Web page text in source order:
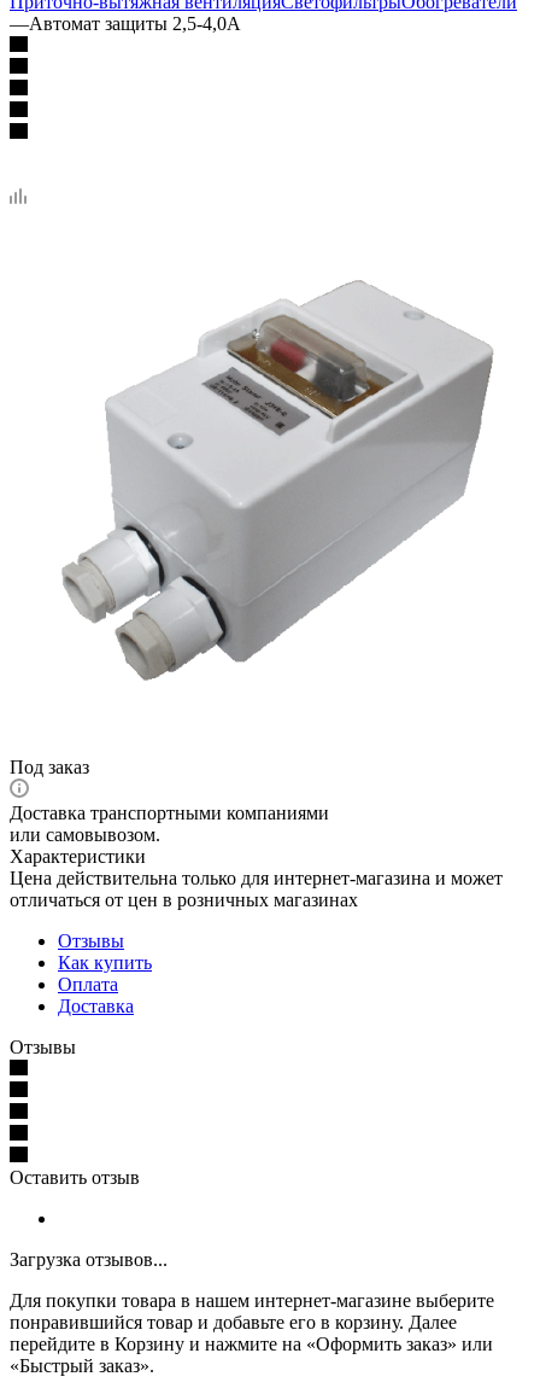
—Автомат защиты 2,5-4,0А
Под заказ
Доставка транспортными компаниями
или самовывозом.
Характеристики
Цена действительна только для интернет-магазина и может
отличаться от цен в розничных магазинах
Отзывы
Как купить
Оплата
Доставка
Отзывы
Оставить отзыв
Загрузка отзывов...
Для покупки товара в нашем интернет-магазине выберите
понравившийся товар и добавьте его в корзину. Далее
перейдите в Корзину и нажмите на «Оформить заказ» или
«Быстрый заказ».